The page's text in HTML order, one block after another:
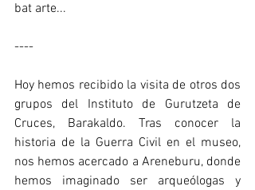
bat arte...
----
Hoy hemos recibido la visita de otros dos
grupos del Instituto de Gurutzeta de
Cruces, Barakaldo. Tras conocer la
historia de la Guerra Civil en el museo,
nos hemos acercado a Areneburu, donde
hemos imaginado ser arqueólogas y